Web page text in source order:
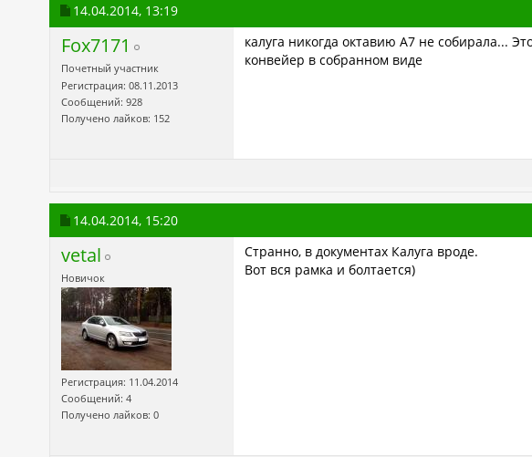
14.04.2014, 13:19
Fox7171
Почетный участник
Регистрация: 08.11.2013
Сообщений: 928
Получено лайков: 152
калуга никогда октавию А7 не собирала...
конвейер в собранном виде
14.04.2014, 15:20
vetal
Новичок
Регистрация: 11.04.2014
Сообщений: 4
Получено лайков: 0
Странно, в документах Калуга вроде.
Вот вся рамка и болтается)